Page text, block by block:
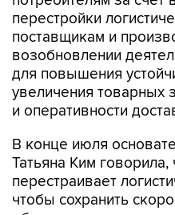
перестройки
поставщикам и
возобновлении
для повышения
увеличения товарных
и оперативности
В конце июля
Татьяна Ким говорила,
перестраивает
чтобы сохранить